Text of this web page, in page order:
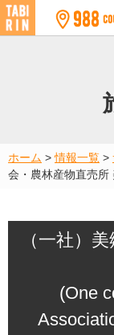
ホーム >情報一覧 >
会・農林産物直売所
（一社）
(One